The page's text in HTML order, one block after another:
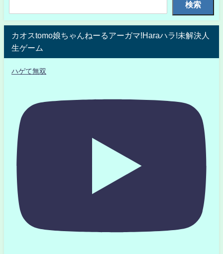
検索
カオスtomo娘ちゃんねーるアーガマ!Haraハラ!未解決人
生ゲーム
ハゲて無双